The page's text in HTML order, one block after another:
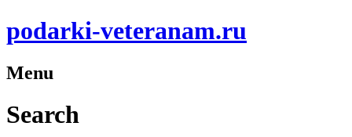
podarki-veteranam.ru
Menu
Search